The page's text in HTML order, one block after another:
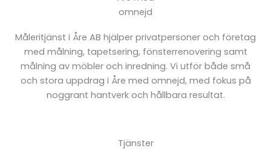
Måleritjänst i Åre AB hjälper privatpersoner och företag
med målning, tapetsering, fönsterrenovering samt
målning av möbler och inredning. Vi utför både små
och stora uppdrag i Åre med omnejd, med fokus på
noggrant hantverk och hållbara resultat.
Tjänster